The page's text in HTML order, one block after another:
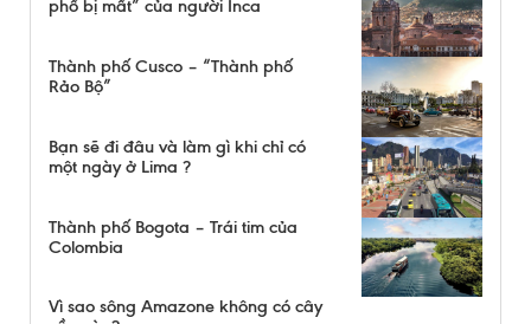
phố bị mất” của người Inca
Thành phố Cusco – “Thành phố
Rảo Bộ”
Bạn sẽ đi đâu và làm gì khi chỉ có
một ngày ở Lima ?
Thành phố Bogota – Trái tim của
Colombia
Vì sao sông Amazone không có cây